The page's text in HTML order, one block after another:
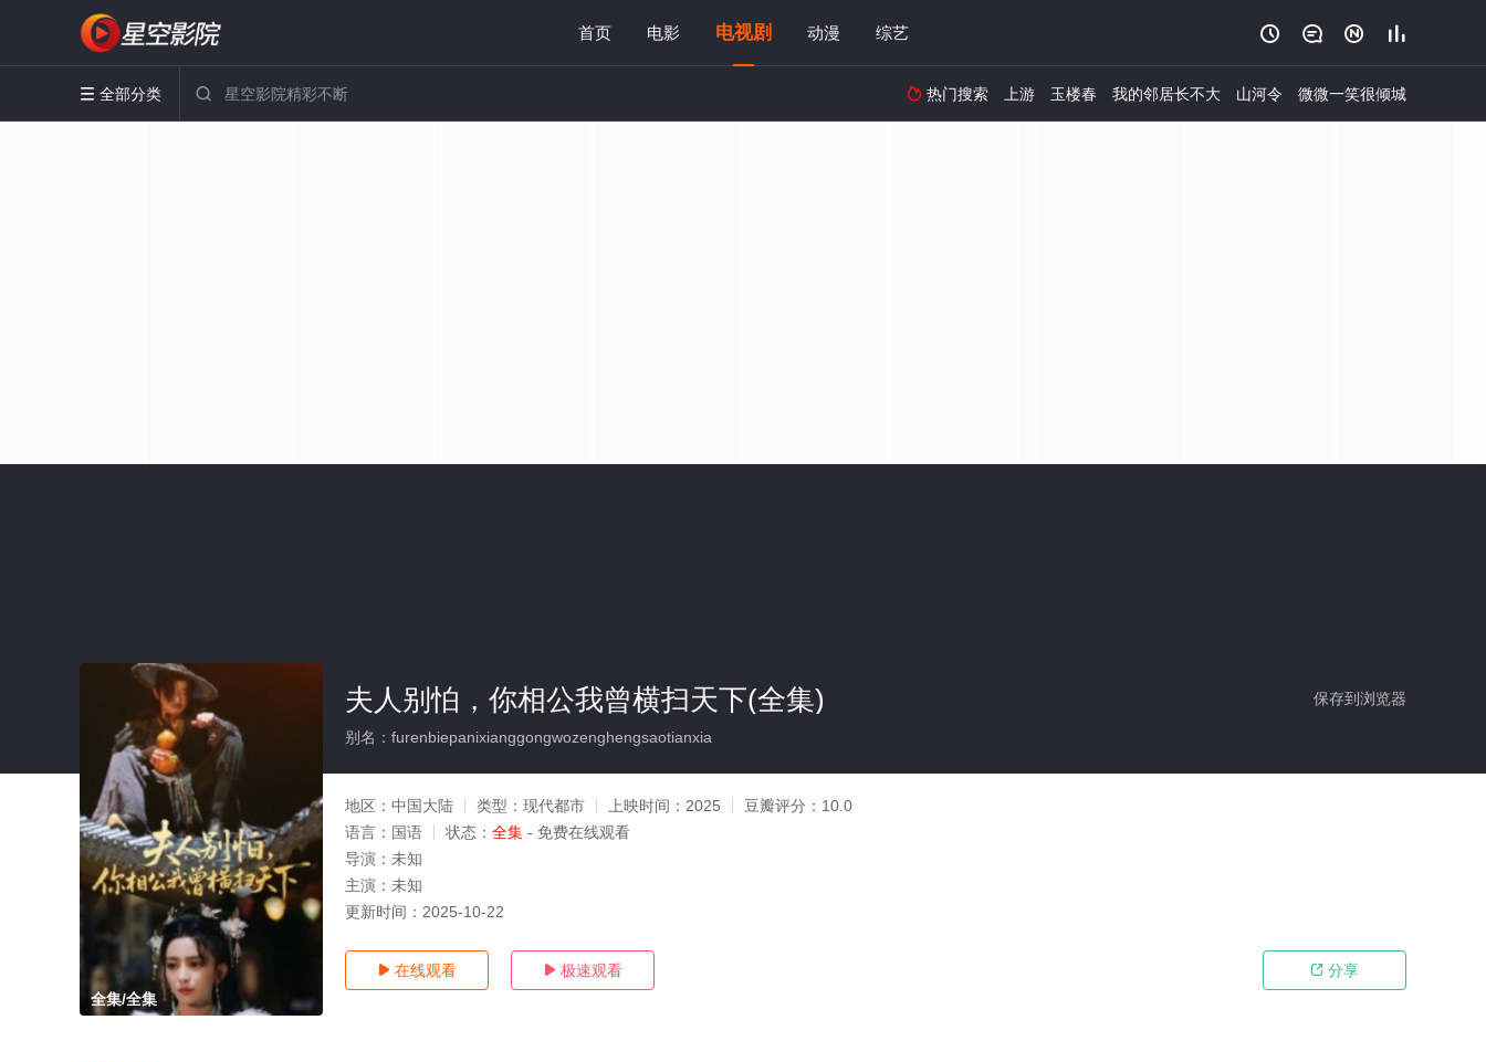
首页 电影 电视剧 动漫 综艺    
 全部分类   热门搜索 上游 玉楼春 我的邻居长不大 山河令 微微一笑很倾城
全集/全集
保存到浏览器
夫人别怕，你相公我曾横扫天下(全集)
别名：furenbiepanixianggongwozenghengsaotianxia
地区： 中国大陆 类型： 现代都市 上映时间： 2025 豆瓣评分： 10.0
语言： 国语 状态： 全集 - 免费在线观看
导演： 未知
主演： 未知
更新时间： 2025-10-22
 在线观看  极速观看  分享